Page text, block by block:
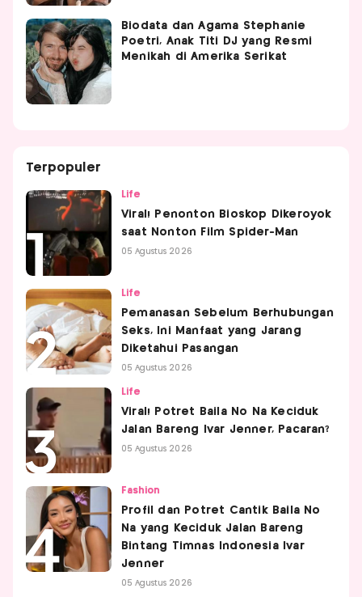
Biodata dan Agama Stephanie
Poetri, Anak Titi DJ yang Resmi
Menikah di Amerika Serikat
Terpopuler
Life
Viral! Penonton Bioskop Dikeroyok
saat Nonton Film Spider-Man
05 Agustus 2026
Life
Pemanasan Sebelum Berhubungan
Seks, Ini Manfaat yang Jarang
Diketahui Pasangan
05 Agustus 2026
Life
Viral! Potret Baila No Na Keciduk
Jalan Bareng Ivar Jenner, Pacaran?
05 Agustus 2026
Fashion
Profil dan Potret Cantik Baila No
Na yang Keciduk Jalan Bareng
Bintang Timnas Indonesia Ivar
Jenner
05 Agustus 2026